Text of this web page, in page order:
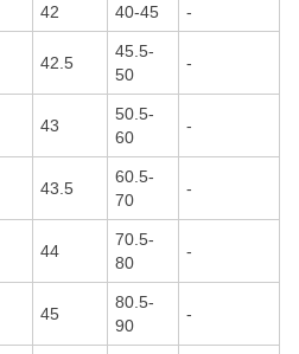
42 40-45 -
42.5
45.5-
50
-
43
50.5-
60
-
43.5
60.5-
70
-
44
70.5-
80
-
45
80.5-
90
-